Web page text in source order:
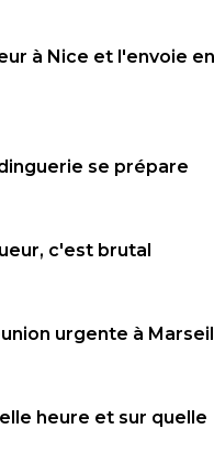
à Nice et l'envoie en
se prépare
c'est brutal
urgente à
heure et sur quelle